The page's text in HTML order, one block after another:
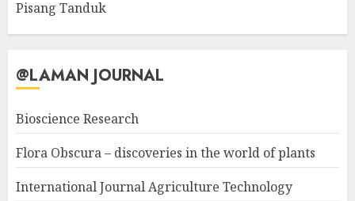
Pisang Tanduk
@LAMAN JOURNAL
Bioscience Research
Flora Obscura – discoveries in the world of plants
International Journal Agriculture Technology